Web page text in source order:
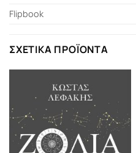
Flipbook
ΣΧΕΤΙΚΆ ΠΡΟΪΌΝΤΑ